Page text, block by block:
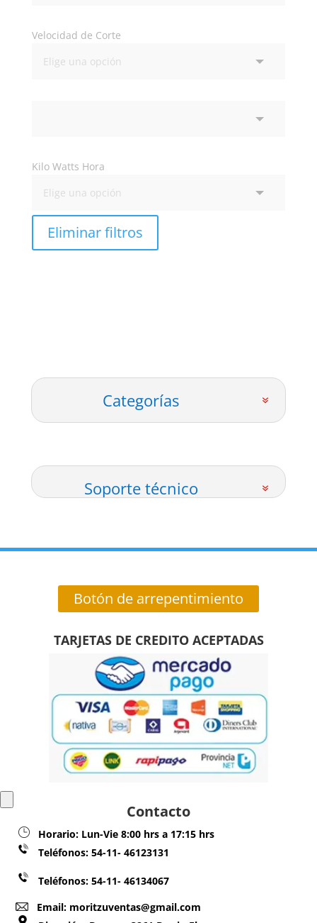
Velocidad de Corte
Kilo Watts Hora
Eliminar filtros
Categorías
Soporte técnico
Botón de arrepentimiento
TARJETAS DE CREDITO ACEPTADAS
Contacto
Horario: Lun-Vie 8:00 hrs a 17:15 hrs
Teléfonos: 54-11- 46123131
Teléfonos: 54-11- 46134067
Email: moritzuventas@gmail.com